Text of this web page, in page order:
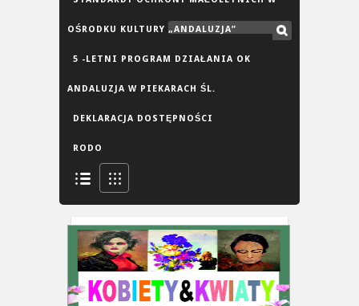
OŚRODKU KULTURY „ANDALUZJA”
5 -LETNI PROGRAM DZIAŁANIA OK
ANDALUZJA W PIEKARACH ŚL.
DEKLARACJA DOSTĘPNOŚCI
RODO